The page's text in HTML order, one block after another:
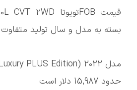
بسته به مدل و سال تولید
مدل 2022 (Luxury PLUS Edition):
حدود 15,987 دلار است